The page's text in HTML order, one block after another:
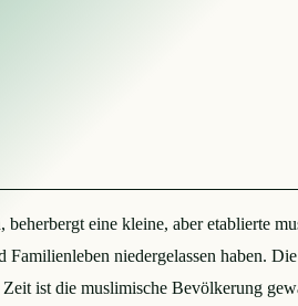
eine kleine, aber etablierte
niedergelassen haben.
ist die muslimische Bevölkerung